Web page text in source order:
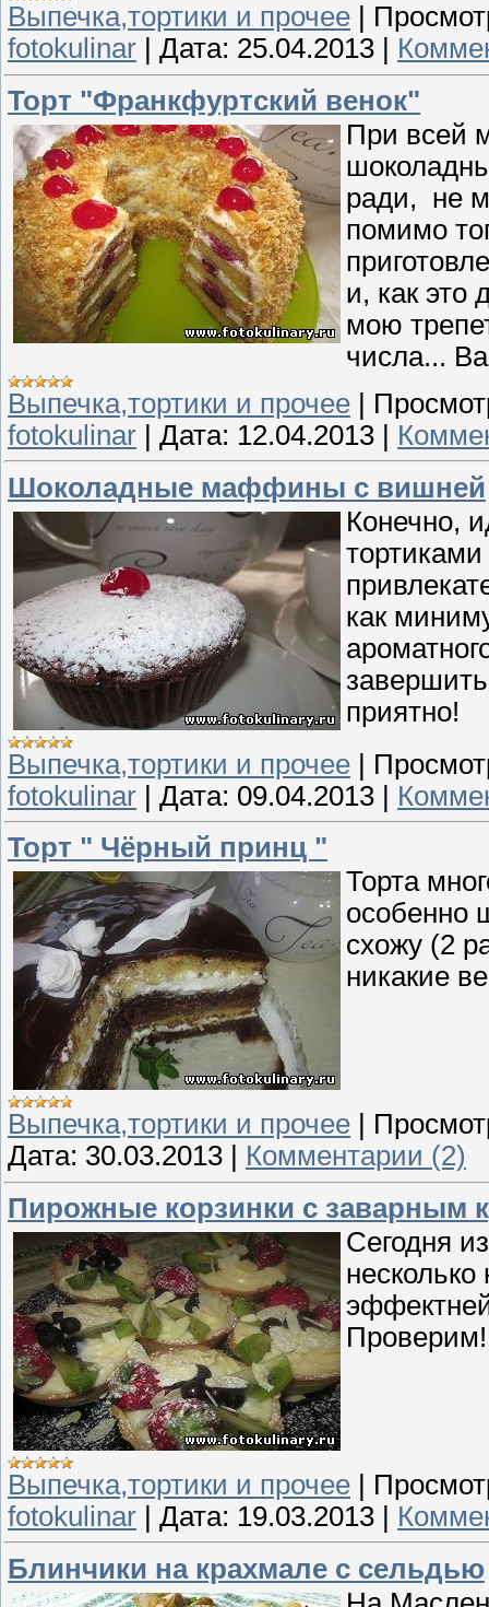
Выпечка,тортики и прочее
fotokulinar
Дата: 25.04.2013
Торт "Франкфуртский венок"
При всей
ради, не
помимо
и, как это
мою
числа...
Выпечка,тортики и прочее
fotokulinar
Дата: 12.04.2013
Шоколадные маффины с вишней
Конечно,
как
приятно!
Выпечка,тортики и прочее |
fotokulinar | Дата: 09.04.2013 |
Торт " Чёрный принц "
Торта
особенно
схожу (2
никакие
Выпечка,тортики и прочее
Дата: 30.03.2013
Комментарии (2)
Пирожные корзинки с заварным
Сегодня
Выпечка,тортики и прочее
fotokulinar
Дата: 19.03.2013
Блинчики на крахмале с сельдью